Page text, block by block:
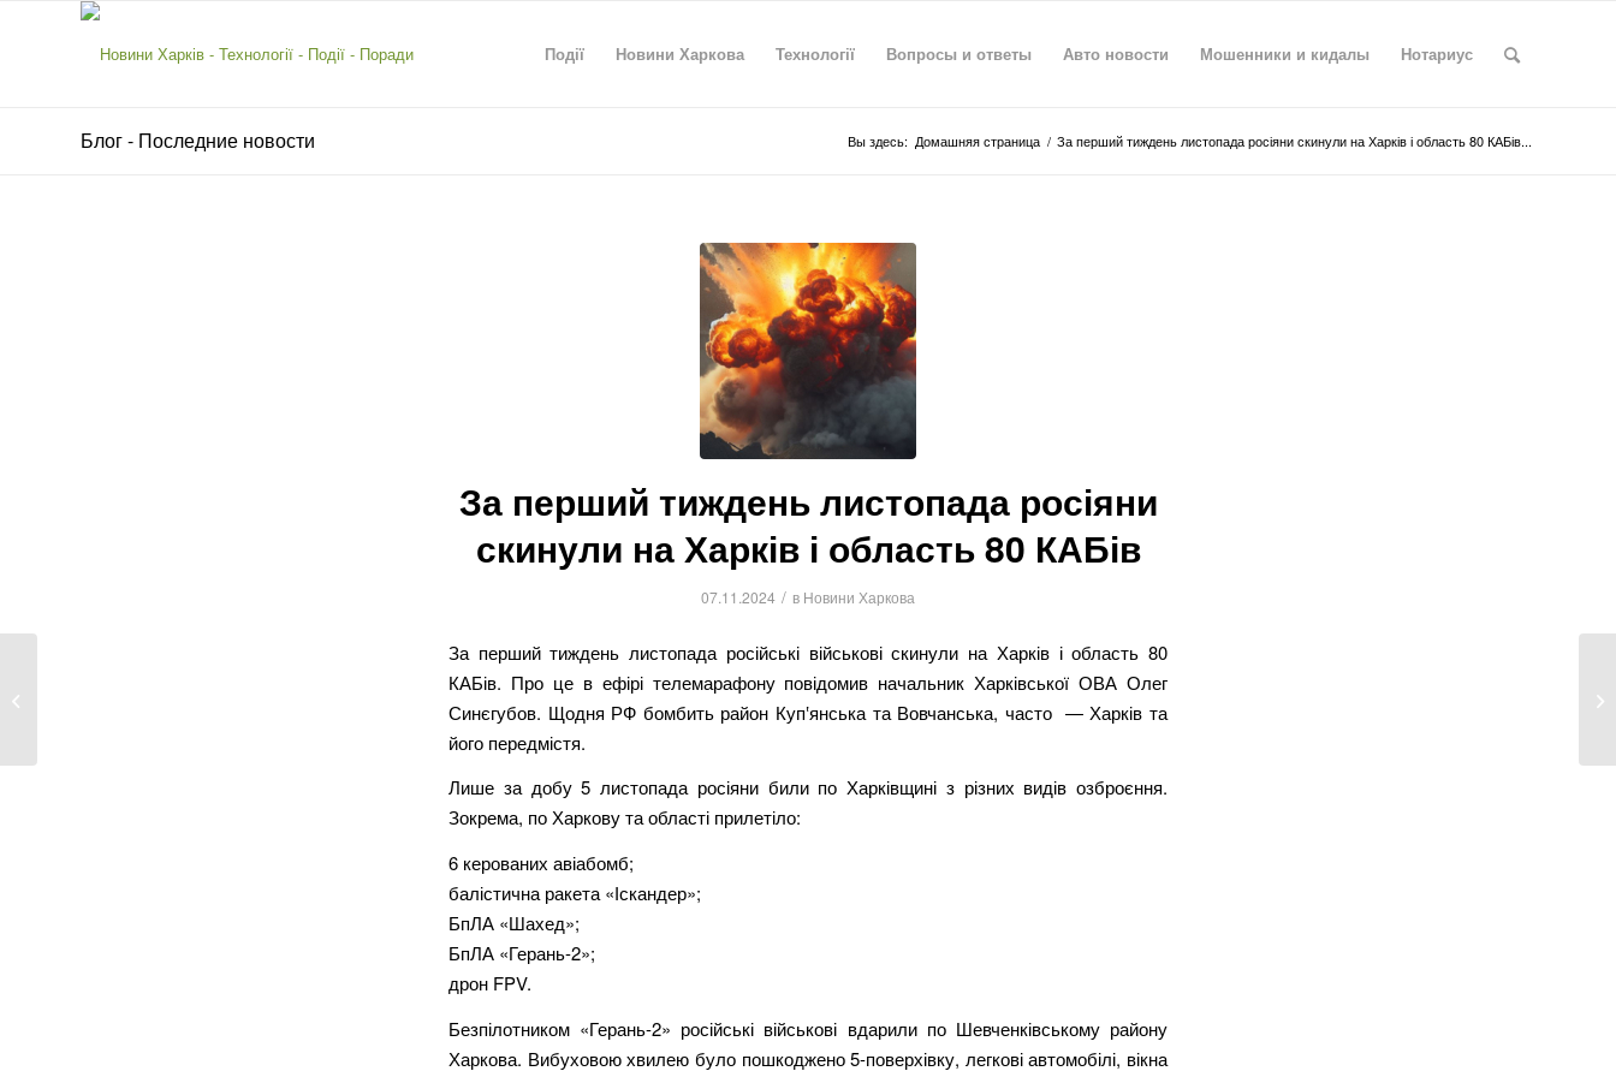
Події Новини Харкова Технології Вопросы и ответы Авто новости Мошенники и кидалы Нотариус
Блог - Последние новости Вы здесь: Домашняя страница / За перший тиждень листопада росіяни скинули на Харків і область 80 КАБів...
За перший тиждень листопада росіяни
скинули на Харків і область 80 КАБів
07.11.2024 / в Новини Харкова
За перший тиждень листопада російські військові скинули на Харків і область 80
КАБів. Про це в ефірі телемарафону повідомив начальник Харківської ОВА Олег
Синєгубов. Щодня РФ бомбить район Куп‛янська та Вовчанська, часто — Харків та
його передмістя.
Лише за добу 5 листопада росіяни били по Харківщині з різних видів озброєння.
Зокрема, по Харкову та області прилетіло:
6 керованих авіабомб;
балістична ракета «Іскандер»;
БпЛА «Шахед»;
БпЛА «Герань-2»;
дрон FPV.
Безпілотником «Герань-2» російські військові вдарили по Шевченківському району
Харкова. Вибуховою хвилею було пошкоджено 5-поверхівку, легкові автомобілі, вікна